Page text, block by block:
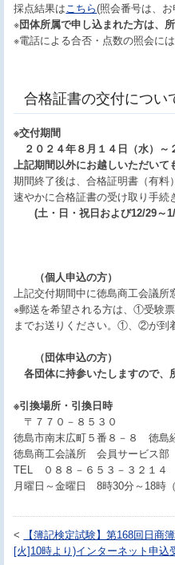
採点結果は こちら(照会番号は、
※団体所属で申し込まれた方は、
※電話による合否・点数の照会に
合格証書の交付につい
※交付期間
２０２４年８月１４日（水）～
上記期間以外にお越しいただい
期間終了後は、合格証明書（有料
速やかに合格証書の受け取り手続
(土・日・祝日および12/29～1/
（個人申込の方）
上記交付期間中に徳島商工会議
※郵送を希望される方は、①受験
までお送りください。①、②が到
（団体申込の方）
各団体に持参いたしますので、
※引換場所・引換日時
〒７７０－８５３０
徳島市南末広町５番８－８ 徳島
徳島商工会議所 会員サービス部
TEL ０８８－６５３－３２１４
月曜日～金曜日 8時30分～18時（
<
【簿記検定試験】第168回日商
[火]10時より)インターネット申込